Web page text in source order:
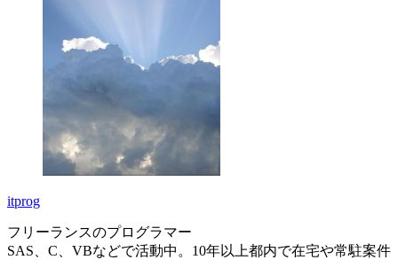
itprog
フリーランスのプログラマー
SAS、C、VBなどで活動中。10年以上都内で在宅や常駐案件